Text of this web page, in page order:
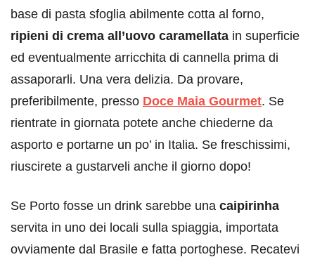
base di pasta sfoglia abilmente cotta al forno,
ripieni di crema all’uovo caramellata in superficie
ed eventualmente arricchita di cannella prima di
assaporarli. Una vera delizia. Da provare,
preferibilmente, presso Doce Maia Gourmet. Se
rientrate in giornata potete anche chiederne da
asporto e portarne un po’ in Italia. Se freschissimi,
riuscirete a gustarveli anche il giorno dopo!
Se Porto fosse un drink sarebbe una caipirinha
servita in uno dei locali sulla spiaggia, importata
ovviamente dal Brasile e fatta portoghese. Recatevi